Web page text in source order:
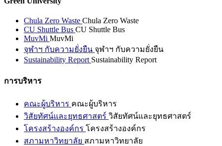
Chula Zero Waste Chula Zero Waste
CU Shuttle Bus CU Shuttle Bus
MuvMi MuvMi
จุฬาฯ กับความยั่งยืน จุฬาฯ กับความยั่งยืน
Sustainability Report Sustainability Report
การบริหาร
คณะผู้บริหาร คณะผู้บริหาร
วิสัยทัศน์และยุทธศาสตร์ วิสัยทัศน์และยุทธศาสตร์
โครงสร้างองค์กร โครงสร้างองค์กร
สภามหาวิทยาลัย สภามหาวิทยาลัย